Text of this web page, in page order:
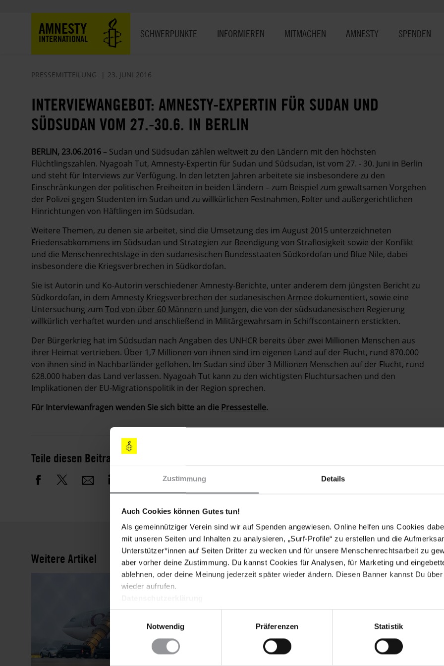
Zustimmung Details
Auch Cookies können Gutes tun!
Als gemeinnütziger Verein sind wir auf Spenden angewiesen. Online helfen uns Cookies
mit unseren Seiten und Inhalten zu analysieren, „Surf-Profile“ zu erstellen und die
Unterstützer*innen auf Seiten Dritter zu wecken und für unsere Menschenrechtsarbeit zu
aber vorher deine Zustimmung. Du kannst Cookies für Analysen, für Marketing und
ablehnen, oder deine Meinung jederzeit später wieder ändern. Diesen Banner kannst Du
wieder aufrufen.
Notwendig
Präferenzen Statistik
AMNESTY
INTERNATIONAL SCHWERPUNKTE INFORMIEREN MITMACHEN AMNESTY SPENDEN
PRESSEMITTEILUNG 23. JUNI 2016
INTERVIEWANGEBOT: AMNESTY-EXPERTIN FÜR SUDAN UND
SÜDSUDAN VOM 27.-30.6. IN BERLIN
BERLIN, 23.06.2016 – Sudan und Südsudan zählen weltweit zu den Ländern mit den höchsten
Flüchtlingszahlen. Nyagoah Tut, Amnesty-Expertin für Sudan und Südsudan, ist vom 27. - 30. Juni in Berlin
und steht für Interviews zur Verfügung. In den letzten Jahren arbeitete sie insbesondere zu den
Einschränkungen der politischen Freiheiten in beiden Ländern – zum Beispiel zum gewaltsamen Vorgehen
der Polizei gegen Studenten im Sudan und zu willkürlichen Festnahmen, Folter und außergerichtlichen
Hinrichtungen von Häftlingen im Südsudan.
Weitere Themen, zu denen sie arbeitet, sind die Umsetzung des im August 2015 unterzeichneten
Friedensabkommens im Südsudan und Strategien zur Beendigung von Straflosigkeit sowie der Konflikt
und die Menschenrechtslage in den sudanesischen Bundesstaaten Südkordofan und Blue Nile, dabei
insbesondere die Kriegsverbrechen in Südkordofan.
Sie ist Autorin und Ko-Autorin verschiedener Amnesty-Berichte, unter anderem dem jüngsten Bericht zu
Südkordofan, in dem Amnesty Kriegsverbrechen der sudanesischen Armee dokumentiert, sowie eine
Untersuchung zum Tod von über 60 Männern und Jungen, die von der südsudanesischen Regierung
willkürlich verhaftet wurden und anschließend in Militärgewahrsam in Schiffscontainern erstickten.
Der Bürgerkrieg hat im Südsudan nach Angaben des UNHCR bereits über zwei Millionen Menschen aus
ihrer Heimat vertrieben. Über 1,7 Millionen von ihnen sind im eigenen Land auf der Flucht, rund 870.000
von ihnen sind in Nachbarländer geflohen. Im Sudan sind über 3 Millionen Menschen auf der Flucht, rund
628.000 haben das Land verlassen. Nyagoah Tut kann zu den wichtigsten Fluchtursachen und den
Implikationen der EU-Migrationspolitik in der Region sprechen.
Für Interviewanfragen wenden Sie sich bitte an die Pressestelle.
Teile diesen Beitrag
Weitere Artikel